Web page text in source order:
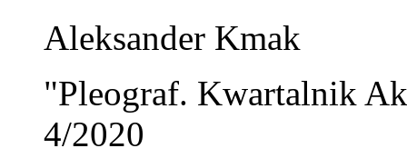
Aleksander Kmak
"Pleograf. Kwartalnik
4/2020